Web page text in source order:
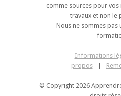
comme sources pour vos
travaux et non le
Nous ne sommes pas
Informations
propos
© Copyright 2026